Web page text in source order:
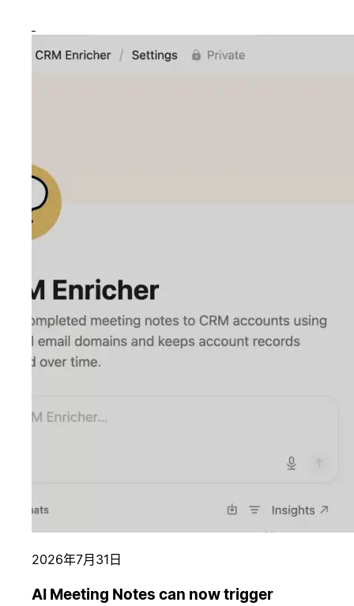
2026年7月31日
AI Meeting Notes can now trigger